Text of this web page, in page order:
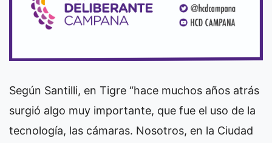
Según Santilli, en Tigre “hace muchos años atrás
surgió algo muy importante, que fue el uso de la
tecnología, las cámaras. Nosotros, en la Ciudad